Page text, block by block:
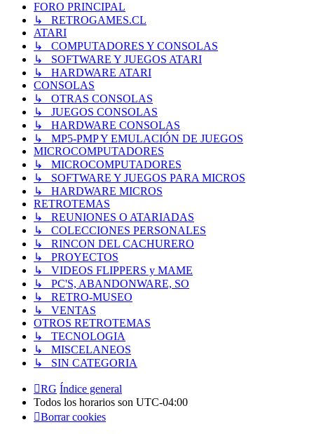
FORO PRINCIPAL
↳ RETROGAMES.CL
ATARI
↳ COMPUTADORES Y CONSOLAS
↳ SOFTWARE Y JUEGOS ATARI
↳ HARDWARE ATARI
CONSOLAS
↳ OTRAS CONSOLAS
↳ JUEGOS CONSOLAS
↳ HARDWARE CONSOLAS
↳ MP5-PMP Y EMULACIÓN DE JUEGOS
MICROCOMPUTADORES
↳ MICROCOMPUTADORES
↳ SOFTWARE Y JUEGOS PARA MICROS
↳ HARDWARE MICROS
RETROTEMAS
↳ REUNIONES O ATARIADAS
↳ COLECCIONES PERSONALES
↳ RINCON DEL CACHURERO
↳ PROYECTOS
↳ VIDEOS FLIPPERS y MAME
↳ PC'S, ABANDONWARE, SO
↳ RETRO-MUSEO
↳ VENTAS
OTROS RETROTEMAS
↳ TECNOLOGIA
↳ MISCELANEOS
↳ SIN CATEGORIA
RG Índice general
Todos los horarios son UTC-04:00
Borrar cookies